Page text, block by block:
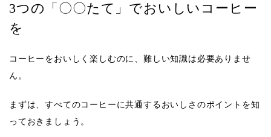
3つの「〇〇たて」でおいしいコーヒー
を
コーヒーをおいしく楽しむのに、難しい知識は必要ありませ
ん。
まずは、すべてのコーヒーに共通するおいしさのポイント を知
っておきましょう。